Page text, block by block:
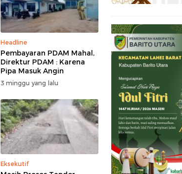
Headline
Pembayaran PDAM Mahal,
Direktur PDAM : Karena
Pipa Masuk Angin
3 minggu yang lalu
Eksekutif